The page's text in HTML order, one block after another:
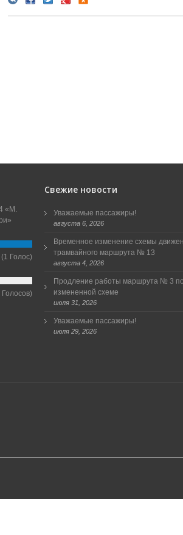
«М.
(1 Голос)
Голосов)
Свежие новости
Уважаемые пассажиры!
августа 6, 2026
Временное изменение схемы
трамвайного маршрута № 13
августа 4, 2026
Продление работы маршрута № 3 по
измененной схеме
июля 31, 2026
Уважаемые пассажиры!
июля 29, 2026